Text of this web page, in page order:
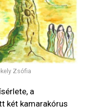
Zsófia
a
két kamarakórus